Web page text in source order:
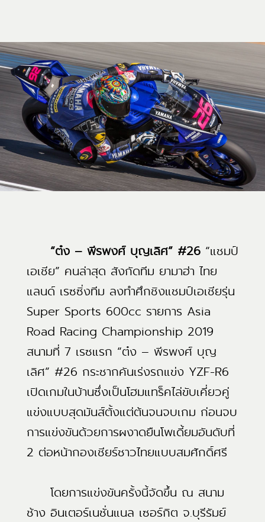
“ต๋ง – พีรพงศ์ บุญเลิศ” #26“แชมป์
เอเชีย” คนล่าสุด สังกัดทีม ยามาฮ่า ไทย
แลนด์ เรซซิ่งทีม ลงทำศึกชิงแชมป์เอเชียรุ่น
Super Sports 600cc รายการ Asia
Road Racing Championship 2019
สนามที่ 7 เรซแรก “ต๋ง – พีรพงศ์ บุญ
เลิศ” #26 กระชากคันเร่งรถแข่ง YZF-R6
เปิดเกมในบ้านซึ่งเป็นโฮมแทร็คไล่ขับเคี่ยวคู่
แข่งแบบสุดมันส์ตั้งแต่ต้นจนจบเกม ก่อนจบ
การแข่งขันด้วยการผงาดยืนโพเดี้ยมอันดับที่
2 ต่อหน้ากองเชียร์ชาวไทยแบบสมศักดิ์ศรี
โดยการแข่งขันครั้งนี้จัดขึ้น ณ สนาม
ช้าง อินเตอร์เนชั่นแนล เซอร์กิต จ.บุรีรัมย์